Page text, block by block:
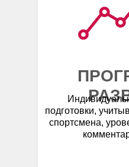
подготовки,
спортсмена,